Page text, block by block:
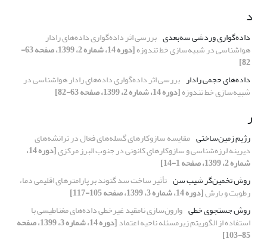
د
داده‌گواری وردشی سه‌بعدی بررسی اثر داده‌گواری داده‌های رادار
هواشناسی در شبیه‌سازی خط تندوزه [دوره 14، شماره 2، 1399، صفحه 63-
82]
داده‌های حجمی رادار بررسی اثر داده‌گواری داده‌های رادار هواشناسی در
شبیه‌سازی خط تندوزه[دوره 14، شماره 2، 1399، صفحه 63-82]
ر
رژیم زمین‌ساختی مقایسه سازوکارهای گسله‌های فعال در ترانشه‌های
دیرینه لرزه‌شناسی و سازوکارهای کانونی در جنوب البرز مرکزی [دوره 14،
شماره 2، 1399، صفحه 1-14]
روش تخمین‌گر شیب سن تأثیر ساخت سد گتوند بر پارامترهای اقلیمی دما،
رطوبت و بارش[دوره 14، شماره 3، 1399، صفحه 105-117]
روش جستجوی خطی وارون‌سازی نامقید غیرخطی داده‌های مغناطیسی با
استفاده از الگوریتم زیرمسئله ناحیه اعتماد [دوره 14، شماره 3، 1399، صفحه
85-103]